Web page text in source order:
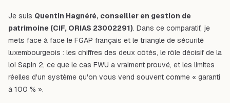
Je suis Quentin Hagnéré, conseiller en gestion de
patrimoine (CIF, ORIAS 23002291). Dans ce comparatif, je
mets face à face le FGAP français et le triangle de sécurité
luxembourgeois : les chiffres des deux côtés, le rôle décisif de la
loi Sapin 2, ce que le cas FWU a vraiment prouvé, et les limites
réelles d'un système qu'on vous vend souvent comme « garanti
à 100 % ».